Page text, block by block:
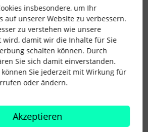
und Susa über ein aktuelles Urteil
Das hat nämlich gerade ganz klar
auch bei Auflösungsverträgen
bleibt. Die beiden erklären,
bedeutet und wie Nachzahlungen
Ihr die EU-
insbesondere, um Ihr
auf unserer Website zu verbessern.
zu verstehen wie unsere
wird, damit wir die Inhalte für Sie
schalten können. Durch
Sie sich damit einverstanden.
Sie jederzeit mit Wirkung für
oder ändern.
Akzeptieren